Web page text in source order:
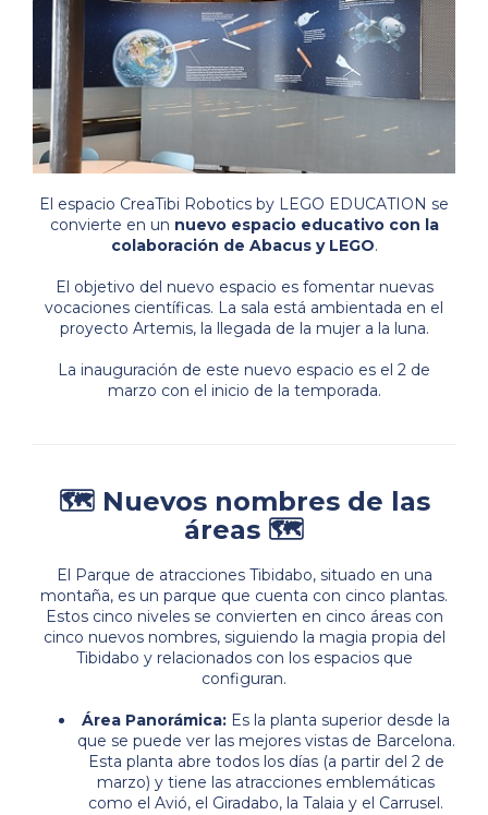
El espacio CreaTibi Robotics by LEGO EDUCATION se
convierte en un nuevo espacio educativo con la
colaboración de Abacus y LEGO.
El objetivo del nuevo espacio es fomentar nuevas
vocaciones científicas. La sala está ambientada en el
proyecto Artemis, la llegada de la mujer a la luna.
La inauguración de este nuevo espacio es el 2 de
marzo con el inicio de la temporada.
🗺️ Nuevos nombres de las
áreas 🗺️
El Parque de atracciones Tibidabo, situado en una
montaña, es un parque que cuenta con cinco plantas.
Estos cinco niveles se convierten en cinco áreas con
cinco nuevos nombres, siguiendo la magia propia del
Tibidabo y relacionados con los espacios que
configuran.
Área Panorámica: Es la planta superior desde la
que se puede ver las mejores vistas de Barcelona.
Esta planta abre todos los días (a partir del 2 de
marzo) y tiene las atracciones emblemáticas
como el Avió, el Giradabo, la Talaia y el Carrusel.